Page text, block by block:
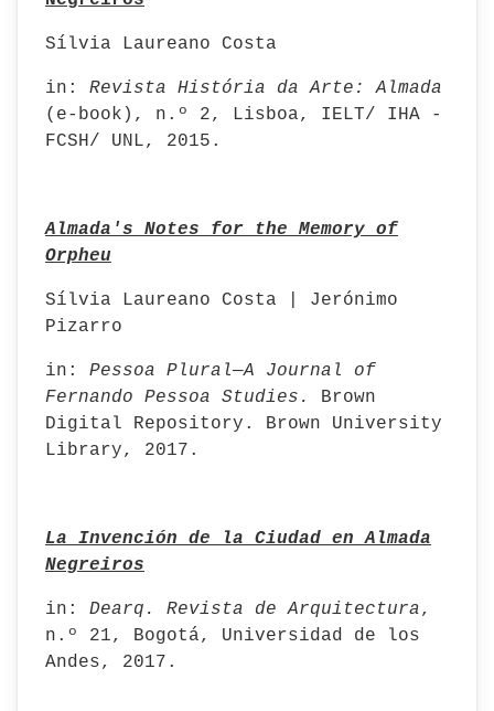
Sílvia Laureano Costa
in:
Revista História da Arte: Almada
(e-book), n.º 2, Lisboa, IELT/ IHA -
FCSH/ UNL, 2015.
Almada's Notes for the Memory of
Orpheu
Sílvia Laureano Costa | Jerónimo
Pizarro
in:
Pessoa Plural—A Journal of
Fernando Pessoa Studies.
Brown
Digital Repository. Brown University
Library, 2017.
La Invención de la Ciudad en Almada
Negreiros
in: Dearq. Revista de Arquitectura,
n.º 21, Bogotá, Universidad de los
Andes, 2017.